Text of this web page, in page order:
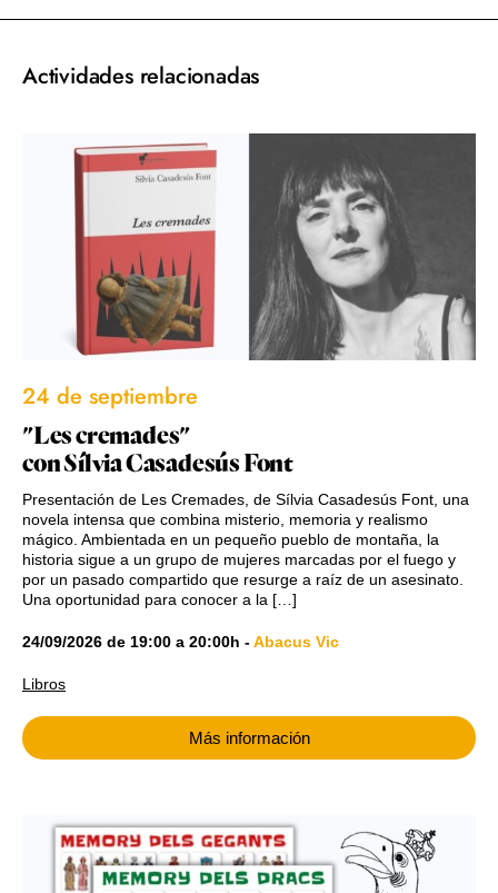
Actividades relacionadas
24 de septiembre
"Les cremades"
con Sílvia Casadesús Font
Presentación de Les Cremades, de Sílvia Casadesús Font, una
novela intensa que combina misterio, memoria y realismo
mágico. Ambientada en un pequeño pueblo de montaña, la
historia sigue a un grupo de mujeres marcadas por el fuego y
por un pasado compartido que resurge a raíz de un asesinato.
Una oportunidad para conocer a la […]
24/09/2026 de 19:00 a 20:00h -Abacus Vic
Libros
Más información